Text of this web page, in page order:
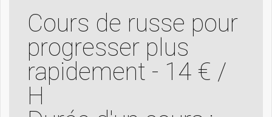
Cours de russe pour
progresser plus
rapidement - 14 € /
H